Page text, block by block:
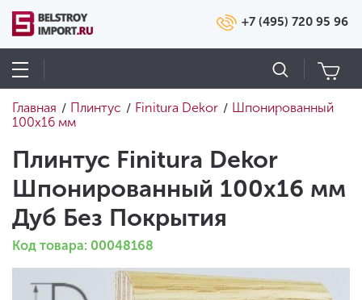
+7 (495) 720 95 96
Главная / Плинтус / Finitura Dekor / Шпонированный
100х16 мм
Плинтус Finitura Dekor
Шпонированный 100х16 мм
Дуб Без Покрытия
Код товара: 00048168